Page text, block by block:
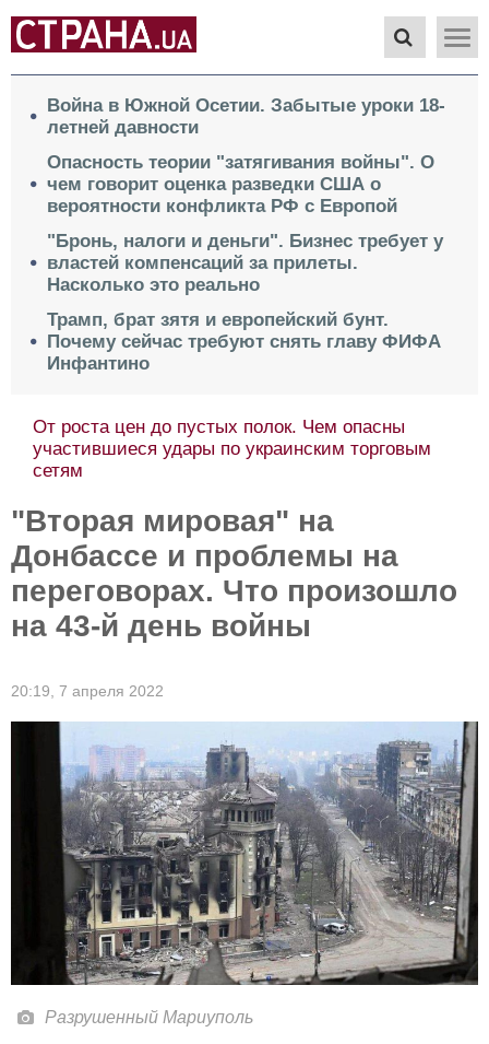
Война в Южной Осетии. Забытые уроки 18-
летней давности
Опасность теории "затягивания войны". О
чем говорит оценка разведки США о
вероятности конфликта РФ с Европой
"Бронь, налоги и деньги". Бизнес требует у
властей компенсаций за прилеты.
Насколько это реально
Трамп, брат зятя и европейский бунт.
Почему сейчас требуют снять главу ФИФА
Инфантино
От роста цен до пустых полок. Чем опасны
участившиеся удары по украинским торговым
сетям
"Вторая мировая" на
Донбассе и проблемы на
переговорах. Что произошло
на 43-й день войны
20:19, 7 апреля 2022
Разрушенный Мариуполь